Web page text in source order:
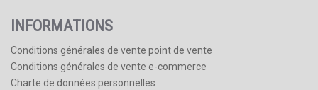
INFORMATIONS
Conditions générales de vente point de vente
Conditions générales de vente e-commerce
Charte de données personnelles